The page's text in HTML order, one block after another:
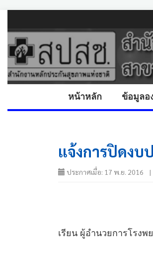
หน้าหลัก ข้อมูลอ
แจ้งการปิดงบ
ประกาศเมื่อ: 17 พ.ย.
เรียน ผู้อำนวยการโรงพ